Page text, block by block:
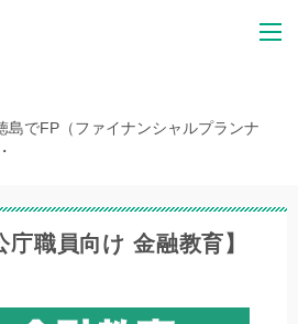
島でFP（ファイナンシャルプランナ
職員向け 金融教育】